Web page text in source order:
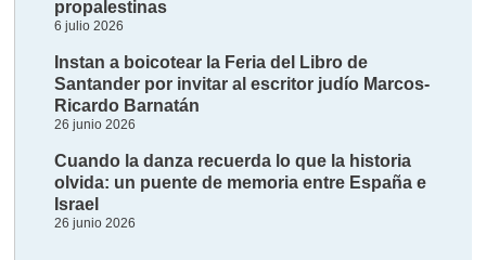
propalestinas
6 julio 2026
Instan a boicotear la Feria del Libro de
Santander por invitar al escritor judío Marcos-
Ricardo Barnatán
26 junio 2026
Cuando la danza recuerda lo que la historia
olvida: un puente de memoria entre España e
Israel
26 junio 2026